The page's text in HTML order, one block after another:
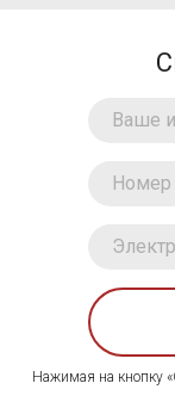
Нажимая на кнопку